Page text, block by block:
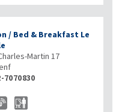
/ Bed & Breakfast Le
Martin 17
7070830